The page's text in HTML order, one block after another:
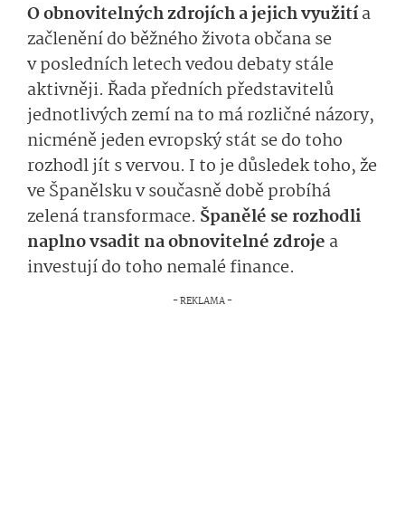
O obnovitelných zdrojích a jejich využitía
začlenění do běžného života občana se
v posledních letech vedou debaty stále
aktivněji. Řada předních představitelů
jednotlivých zemí na to má rozličné názory,
nicméně jeden evropský stát se do toho
rozhodl jít s vervou. I to je důsledek toho, že
ve Španělsku v současně době probíhá
zelená transformace. Španělé se rozhodli
naplno vsadit na obnovitelné zdroje a
investují do toho nemalé finance.